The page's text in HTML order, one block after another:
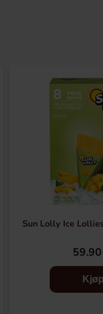
Sun Lolly Ice
Kjøp